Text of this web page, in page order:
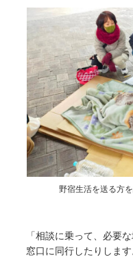
野宿生活を送る方
「相談に乗って、必要
窓口に同行したりしま